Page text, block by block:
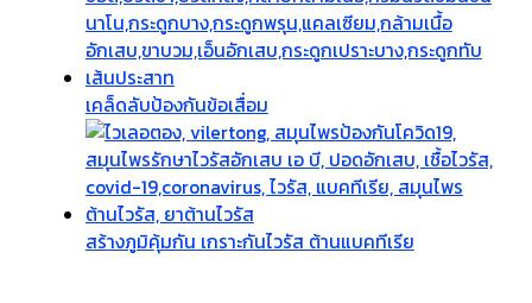
เคล็ดลับป้องกันข้อเสื่อม
สร้างภูมิคุ้มกัน เกราะกันไวรัส ต้านแบคทีเรีย